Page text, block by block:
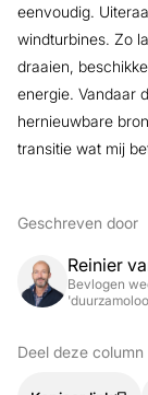
eenvoudig.
windturbines. Zo
draaien,
energie. Vandaar
hernieuwbare
transitie wat mij
Geschreven door
Reinier
Bevlogen
Deel deze column